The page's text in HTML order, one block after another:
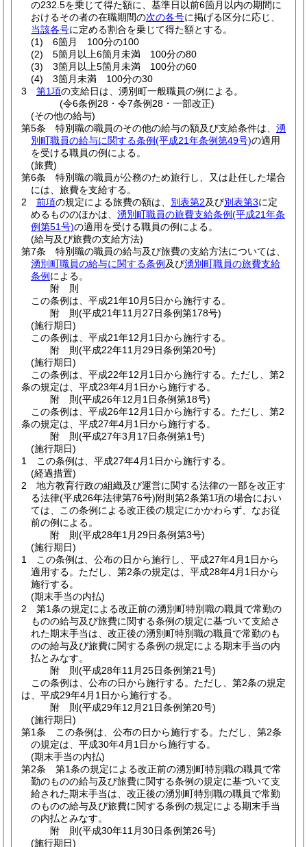
の232.5を乗じて得た額に、基準日以前6箇月以内の期間に
おけるその者の在職期間の次の各号に掲げる区分に応じ、
当該各号に定める割合を乗じて得た額とする。
(1)
6箇月 100分の100
(2)
5箇月以上6箇月未満 100分の80
(3)
3箇月以上5箇月未満 100分の60
(4)
3箇月未満 100分の30
3
第1項の支給日は、湧別町一般職員の例による。
(令6条例28・令7条例28・一部改正)
(その他の給与)
第5条
特別職の職員のその他の給与の額及び支給条件は、 湧
別町職員の給与に関する条例(平成21年条例第49号)の適用
を受ける職員の例による。
(旅費)
第6条
特別職の職員が公務のため旅行し、又は赴任した場合
には、旅費を支給する。
2
前項の規定による旅費の額は、 別表第2及び別表第3に定
めるもののほかは、 湧別町職員の旅費支給条例(平成21年条
例第51号)の適用を受ける職員の例による。
(給与及び旅費の支給方法)
第7条
特別職の職員の給与及び旅費の支給方法については、
湧別町職員の給与に関する条例 及び湧別町職員の旅費支給
条例 による。
附 則
この条例は、平成21年10月5日から施行する。
附 則(平成21年11月27日条例第178号)
(施行期日)
この条例は、平成21年12月1日から施行する。
附 則(平成22年11月29日条例第20号)
(施行期日)
この条例は、平成22年12月1日から施行する。ただし、第2
条の規定は、平成23年4月1日から施行する。
附 則(平成26年12月1日条例第18号)
この条例は、平成26年12月1日から施行する。 ただし、第2
条の規定は、平成27年4月1日から施行する。
附 則(平成27年3月17日条例第1号)
(施行期日)
1
この条例は、平成27年4月1日から施行する。
(経過措置)
2
地方教育行政の組織及び運営に関する法律の一部を改正す
る法律(平成26年法律第76号)附則第2条第1項の場合におい
ては、この条例による改正後の規定にかかわらず、なお従
前の例による。
附 則(平成28年1月29日条例第3号)
(施行期日)
1
この条例は、公布の日から施行し、平成27年4月1日から
適用する。 ただし、第2条の規定は、平成28年4月1日から
施行する。
(期末手当の内払)
2
第1条の規定による改正前の湧別町特別職の職員で常勤の
ものの給与及び旅費に関する条例の規定に基づいて支給さ
れた期末手当は、改正後の湧別町特別職の職員で常勤のも
のの給与及び旅費に関する条例の規定による期末手当の内
払とみなす。
附 則(平成28年11月25日条例第21号)
この条例は、公布の日から施行する。 ただし、第2条の規定
は、平成29年4月1日から施行する。
附 則(平成29年12月21日条例第20号)
(施行期日)
第1条
この条例は、公布の日から施行する。 ただし、第2条
の規定は、平成30年4月1日から施行する。
(期末手当の内払)
第2条
第1条の規定による改正前の湧別町特別職の職員で常
勤のものの給与及び旅費に関する条例の規定に基づいて支
給された期末手当は、改正後の湧別町特別職の職員で常勤
のものの給与及び旅費に関する条例の規定による期末手当
の内払とみなす。
附 則(平成30年11月30日条例第26号)
(施行期日)